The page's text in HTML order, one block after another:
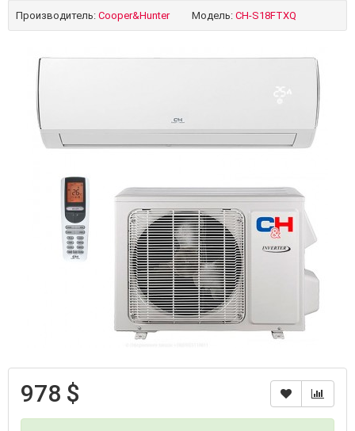
Производитель: Cooper&Hunter Модель: CH-S18FTXQ
978 $